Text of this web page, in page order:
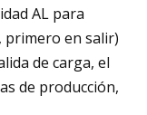
AL para
primero en salir)
de carga, el
de producción,